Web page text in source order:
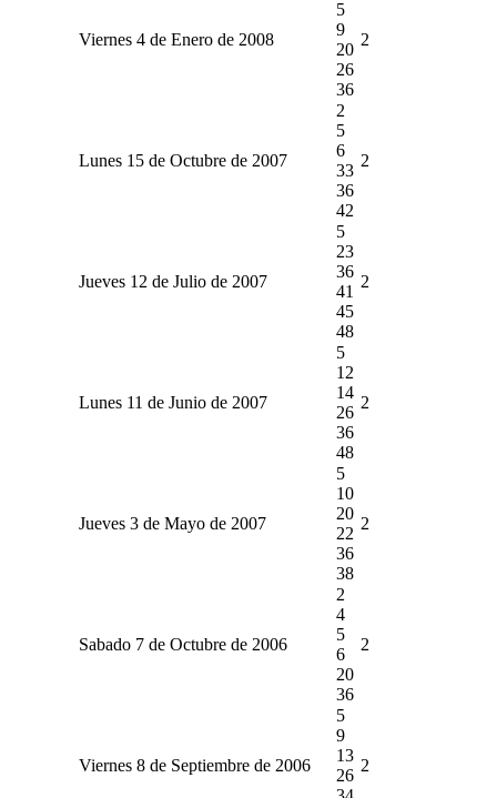
Viernes 4 de Enero de 2008
5
9
20
26
36
2
Lunes 15 de Octubre de 2007
2
5
6
33
36
42
2
Jueves 12 de Julio de 2007
5
23
36
41
45
48
2
Lunes 11 de Junio de 2007
5
12
14
26
36
48
2
Jueves 3 de Mayo de 2007
5
10
20
22
36
38
2
Sabado 7 de Octubre de 2006
2
4
5
6
20
36
2
Viernes 8 de Septiembre de 2006
5
9
13
26
2